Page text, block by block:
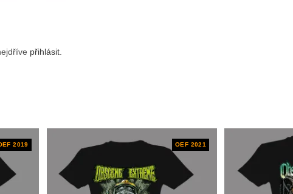
přihlásit
2019 OEF 2021